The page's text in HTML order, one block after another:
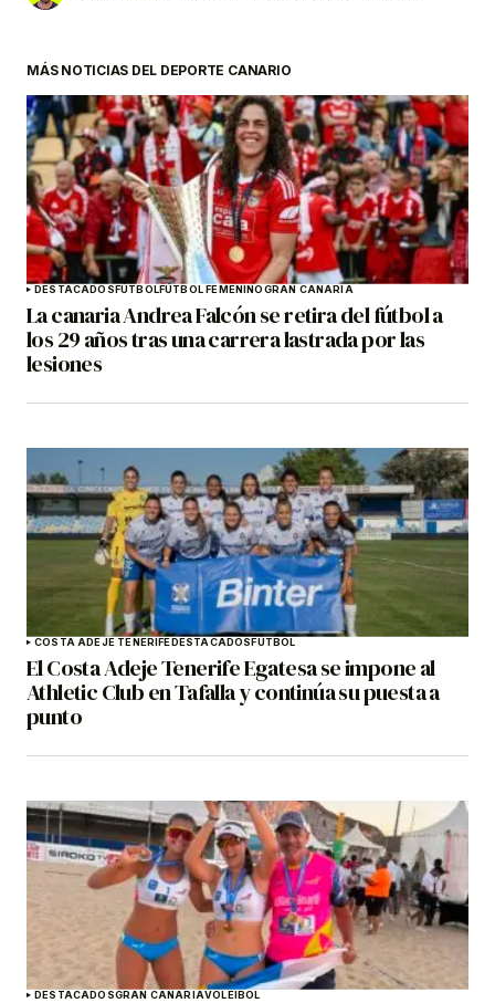
MÁS NOTICIAS DEL DEPORTE CANARIO
DESTACADOSFÚTBOLFÚTBOL FEMENINOGRAN CANARIA
La canaria Andrea Falcón se retira del fútbol a
los 29 años tras una carrera lastrada por las
lesiones
COSTA ADEJE TENERIFEDESTACADOSFÚTBOL
El Costa Adeje Tenerife Egatesa se impone al
Athletic Club en Tafalla y continúa su puesta a
punto
DESTACADOSGRAN CANARIAVOLEIBOL